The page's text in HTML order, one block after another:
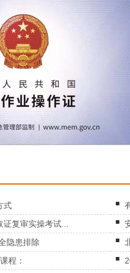
式
复审实操考试...
隐患排除
程：